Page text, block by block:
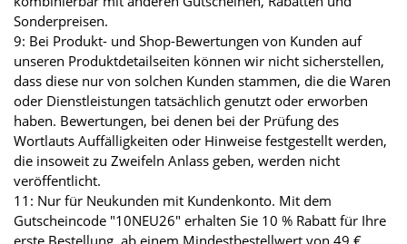
Sonderpreisen.
9: Bei Produkt- und Shop-Bewertungen von Kunden auf
unseren Produktdetailseiten können wir nicht sicherstellen,
dass diese nur von solchen Kunden stammen, die die Waren
oder Dienstleistungen tatsächlich genutzt oder erworben
haben. Bewertungen, bei denen bei der Prüfung des
Wortlauts Auffälligkeiten oder Hinweise festgestellt werden,
die insoweit zu Zweifeln Anlass geben, werden nicht
veröffentlicht.
11: Nur für Neukunden mit Kundenkonto. Mit dem
Gutscheincode "10NEU26" erhalten Sie 10 % Rabatt für Ihre
erste Bestellung, ab einem Mindestbestellwert von 49 €